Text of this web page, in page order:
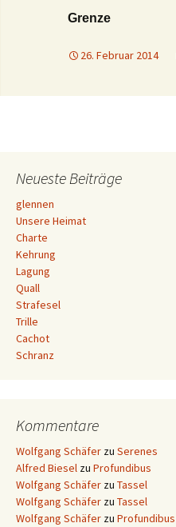
Grenze
26. Februar 2014
Navigation
Neueste Beiträge
glennen
Unsere Heimat
Charte
Kehrung
Lagung
Quall
Strafesel
Trille
Cachot
Schranz
Kommentare
Wolfgang Schäfer zu Serenes
Alfred Biesel zu Profundibus
Wolfgang Schäfer zu Tassel
Wolfgang Schäfer zu Tassel
Wolfgang Schäfer zu Profundibus